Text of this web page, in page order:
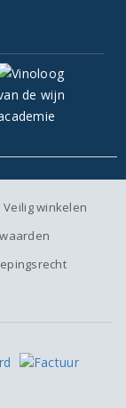
Veilig winkelen